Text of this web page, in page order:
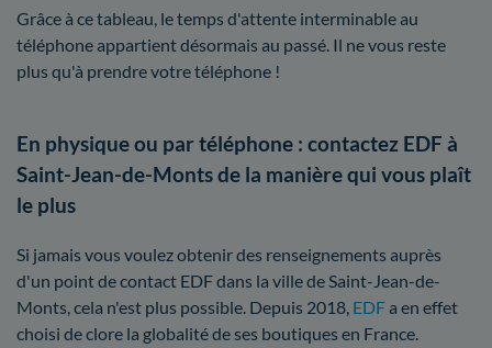
Grâce à ce tableau, le temps d'attente interminable au
téléphone appartient désormais au passé. Il ne vous reste
plus qu'à prendre votre téléphone !
En physique ou par téléphone : contactez EDF à
Saint-Jean-de-Monts de la manière qui vous plaît
le plus
Si jamais vous voulez obtenir des renseignements auprès
d'un point de contact EDF dans la ville de Saint-Jean-de-
Monts, cela n'est plus possible. Depuis 2018, EDFa en effet
choisi de clore la globalité de ses boutiques en France.